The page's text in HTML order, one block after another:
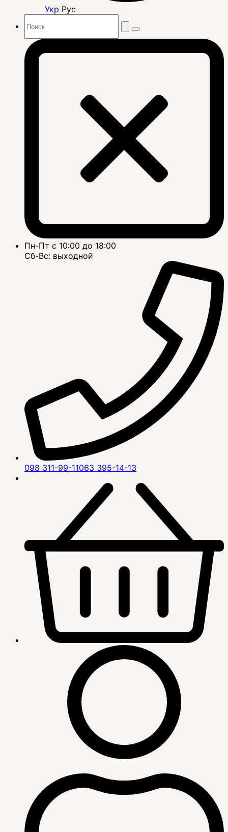
Укр Рус
Пн-Пт с 10:00 до 18:00
Сб-Вс: выходной
098 311-99-11063 395-14-13